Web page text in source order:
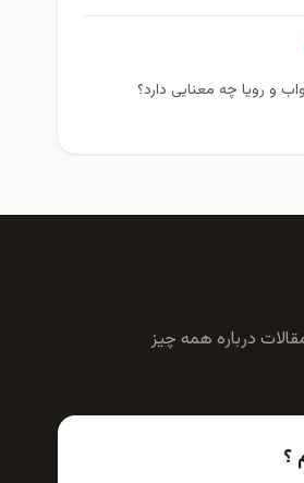
و رویا چه معنایی دارد؟
درباره همه چيز
؟